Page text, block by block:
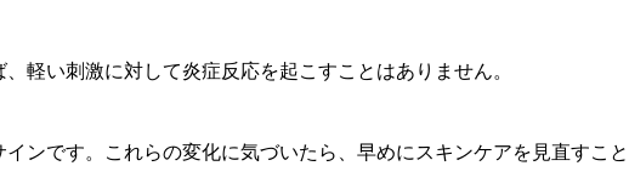
軽い刺激に対して炎症反応を起こすことはありません。
ンです。これらの変化に気づいたら、早めにスキンケアを見直すこと